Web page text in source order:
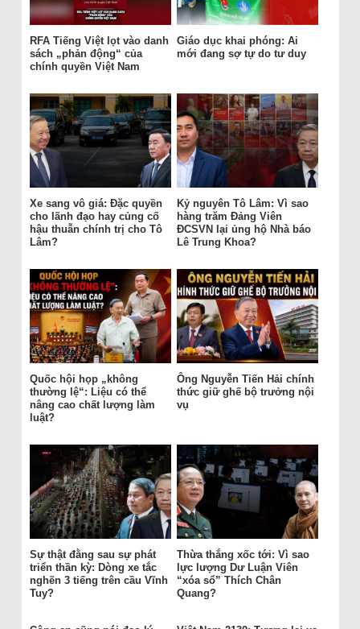
RFA Tiếng Việt lọt vào danh
sách „phản động“ của
chính quyền Việt Nam
Giáo dục khai phóng: Ai
mới đang sợ tự do tư duy
Xe sang vô giá: Đặc quyền
cho lãnh đạo hay củng cố
hậu thuẫn chính trị cho Tô
Lâm?
Kỷ nguyên Tô Lâm: Vì sao
hàng trăm Đảng Viên
ĐCSVN lại ủng hộ Nhà báo
Lê Trung Khoa?
Quốc hội họp „không
thường lệ“: Liệu có thể
nâng cao chất lượng làm
luật?
Ông Nguyễn Tiến Hải chính
thức giữ ghế bộ trưởng nội
vụ
Sự thật đằng sau sự phát
triển thần kỳ: Dòng xe tắc
nghẽn 3 tiếng trên cầu Vĩnh
Tuy?
Thừa thắng xốc tới: Vì sao
lực lượng Dư Luận Viên
“xóa sổ” Thích Chân
Quang?